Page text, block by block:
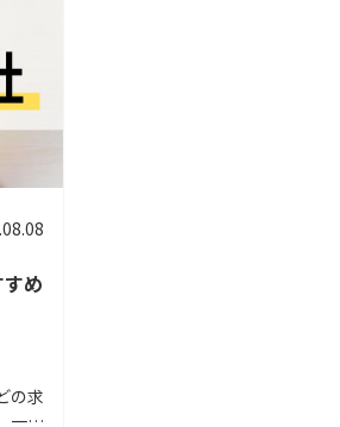
め
の求
一般